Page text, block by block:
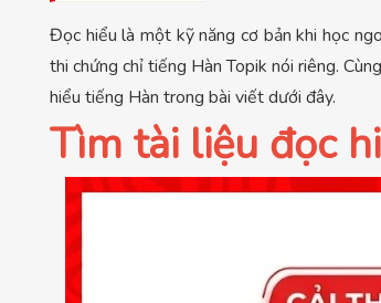
Đọc hiểu là một kỹ năng cơ bản khi học
thi chứng chỉ tiếng Hàn Topik nói riêng.
hiểu tiếng Hàn trong bài viết dưới đây.
Tìm tài liệu đọc